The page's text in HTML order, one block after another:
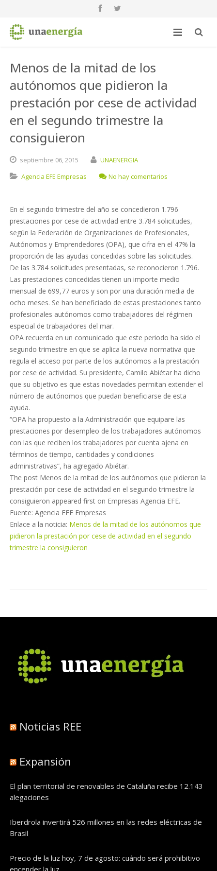
Menos de la mitad de los
autónomos que pidieron la
prestación por cese de actividad
en el segundo trimestre la
consiguieron
septiembre 06,2015
UNAENERGIA
Agencia EFE Empresas
No hay comentarios
En el segundo trimestre del año se concedieron 1.796
prestaciones por cese de actividad entre 3.784 solicitudes,
según la Federación de Organizaciones de Profesionales,
Autónomos y Emprendedores (OPA), que cifra en el 47% la
proporción de las ayudas concedidas sobre las solicitudes.
De las 3.784 solicitudes presentadas, se reconocieron 1.796.
Las prestaciones concedidas tienen un importe medio
mensual de 699,77 euros y son por una duración media de
ocho meses. Se han beneficiado de estas prestaciones tanto
profesionales autónomos como trabajadores del régimen
especial de trabajadores del mar.
OPA recuerda en un comunicado que este periodo ha sido el
segundo trimestre en que se aplica la nueva normativa que
regula el acceso por parte de los autónomos a la prestación
por cese de actividad. Su presidente, Camilo Abiétar ha dicho
que su objetivo es que estas novedades permitan extender el
número de autónomos que puedan beneficiarse de esta
ayuda.
“OPA ha propuesto a la Administración que equipare las
prestaciones por desempleo de los trabajadores autónomos
con las que reciben los trabajadores por cuenta ajena en
términos de tiempo, cantidades y condiciones
administrativas”, ha agregado Abiétar.
The post Menos de la mitad de los autónomos que pidieron la
prestación por cese de actividad en el segundo trimestre la
consiguieron appeared first on Empresas Agencia EFE.
Fuente: Agencia EFE Empresas
Enlace a la noticia: Menos de la mitad de los autónomos que
pidieron la prestación por cese de actividad en el segundo
trimestre la consiguieron
Noticias REE
Expansión
El plan territorial de renovables de Cataluña recibe 12.143
alegaciones
Iberdrola invertirá 526 millones en las redes eléctricas de
Brasil
Precio de la luz hoy, 7 de agosto: cuándo será prohibitivo
encender la luz